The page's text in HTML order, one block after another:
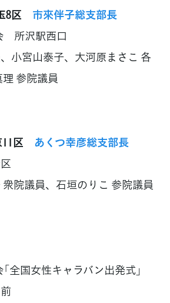
8区
市來伴子総支部長
所沢駅西口
小宮山泰子、大河原まさこ 各
参院議員
区 あくつ幸彦総支部長
院議員、石垣のりこ 参院議員
全国女性キャラバン出発式」